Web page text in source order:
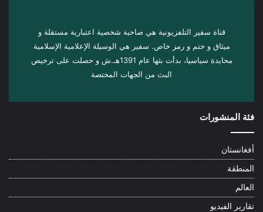
قناة سفير التلفزيونية هي صاحبة شخصية اعتبارية مستقلة و
ميثاق و ختم و رمز خاص. سفیر هي الوسيلة الإعلامية الإسلامية
محايدة سياسيا، بدأت بثها عام 1391هـ.ش و حصلت على ترخيص
البث من الجهات المختصة
فئة المنشورات
أفغانستان
المنطقة
العالم
تقارير الفيديو